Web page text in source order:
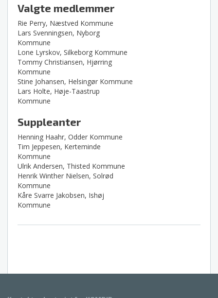
Valgte medlemmer
Rie Perry, Næstved Kommune
Lars Svenningsen, Nyborg
Kommune
Lone Lyrskov, Silkeborg Kommune
Tommy Christiansen, Hjørring
Kommune
Stine Johansen, Helsingør Kommune
Lars Holte, Høje-Taastrup
Kommune
Suppleanter
Henning Haahr, Odder Kommune
Tim Jeppesen, Kerteminde
Kommune
Ulrik Andersen, Thisted Kommune
Henrik Winther Nielsen, Solrød
Kommune
Kåre Svarre Jakobsen, Ishøj
Kommune